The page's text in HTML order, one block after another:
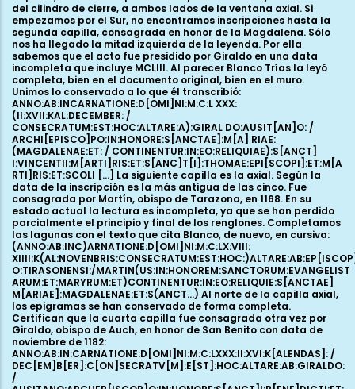
K[ALENDAS]: / DEC[EM]B[ER]:C[ON]SECRATV[M]:E[ST]:HOC:ALTARE:AB:GIRALDO: / AUSITANO:ARCHEP[ISCOP]O:IN:HONORE:S[ANCT]I:B[ENE]DICTI:ET: / C[ON]TIN[ENTU]R:IN:EO:RELIQUIE:S[ANCT]I:STEP:H[AN]I:EPI[SC OPO]:ET:SCOLI:INNOCENTU[M]:ET:S[ANCT]I:XP[ST]OFORI:M[A] R[TIRIS] S[ANCT]I:ET:BERNARDI:ABB AT[IS] S[ANCT]I. La última capilla por este lado fue consagrada por Juan, obispo de Tarazona, el 25 de julio de 1173, en honor de San Pedro y San Pablo: ANNO:AB:IN:CARNATIONE:D[OMI] NI:M:C:LXX:III:VIII:K[A]L[ENDAS]:AUGUSTI: / C[ON]SEC[RA]TU[M] :E[ST]:HOC:ALTARE:A:JOANNES:EPI[SCOPO]:TIRASONENSI:IN:HON ORE:S[ANCT]I:AP[OS]TOLI:PETRI:ET:PAULI:ET:CONT[INENTUR:IN:E O:RELIQUIAE:...] ET:ALIORUM [...] Blanco Trías cita un epigrama más, que leyó en el muro de la primera capilla por el lado sur, la que en la actualidad no conserva resto alguno de la inscripción: (ANNO:AB:INCARNATIONE:D[OMI]NI:M:C:LXX:III:V:KAL[ENDA S]:MAJII:CONSECRATUM: / EST:HOC:ALTARE:A:JOANNE:EPI[SCOPO]:T IRASONENSI:IN:HONOREM:S[AN]CTI: / JOANNIS:ET:CONTINENTUR:IN EO:RELIQUIAE[...]ET:ALIORUM: / QUORUNDAM...) Por último, ya se ha apuntado que el mismo autor recoge la noticia de que durante la revisión de altares realizada por el abad Lope Marco en el siglo XVI, el propio prelado constató que Juan, obispo de Tarazona, había consagrado, también un 25 de junio de 1178, la capilla del crucero sur en honor a San Miguel. Si el corpus epigráfico de la corona de capillas de la girola abarca de 1168 a 1182, en lo que podemos considerar la primera fase constructiva del edificio, la leyenda pintada sobre los cuatro soportes centrales de la capilla mayor es el testimonio escrito que cierra su proceso constructivo. Es más larga y detallada. Se lee por renglones, de tal forma que para concluir la primera línea de texto debemos leer uno tras otro su contenido en cada pilar. A lo largo de seis líneas narra la ceremonia solemne, realizada el 15 de noviembre de 1248, por la cual se dedicó el monasterio y se consagró su altar mayor en honor de la Virgen María. El acto fue oficiado por Aznar, obispo de Calahorra, y a él asistieron García, obispo de Tarazona, Rogelio, abad de l´Escale-Dieu y ocho abades más. Además del propio interés del contenido de la inscripción, en esta ocasión conservamos también el documento original del acta de consagración (regesta y análisis publicados por Javier Cañada Cabanes). La inscripción es una copia literal del acta, por lo que constatamos, al menos en este caso, la completa identidad de actas documentales e inscripciones pintadas. LA IGLESIA ABACIAL Si nos situamos en el interior del templo, sobre la escalinata del tramo de los pies, y contemplamos en la distancia el altar mayor de Santa María de Veruela, adquirimos la conciencia de vivir un volumen construido de vigorosa plasticidad e intensamente solemne. Las sucesiones de arcos y tramos, jerarquizadas por un orden tan patente como invisible, nos llevan hacia la cabecera y su luz cenital, hacia la girola y sus penumbras, siguiendo un impulso casi litúrgico, que nos hace pasar de una capilla a otra hasta completar el recorrido de nuevo en las naves. Domina el orden, el equilibrio y la composición de las partes, en una sintonía que hace de la armonía un ejercicio de unidad proporcional. ¿Son sensaciones propias de un público avisado o responden verdaderamente a una sistemática concepción armónica de las partes? O, formulada la cuestión de otra manera, esa sensación de solemnidad y equilibrio atemporal, ¿está dentro o fuera de nosotros? Hace unos años, María Luisa López Sardá concretó las complejas analogías e interrelaciones numéricas de las que parten tanto la composición planimétrica del edificio como los alzados y las cotas de sus naves y bóvedas. Las conclusiones son convincentes y aleccionandoras. La abacial de Veruela es una compleja estructura diseñada a partir de las referencias métricas buriladas bajo una de las ventanas de la sala capitular. Esta piedra de mesura, estudiada por Lloveras, nos da la clave para interpretar las principales medidas de la planta y los alzados. El pie pequeño, en torno a 18 cm, el mediano, de unos 23,5 cm, y el grande de 25 cm van a servir de patrón para todas las medidas. Junto a los tres pies de medida, la losa lleva grabadas la escuadra como aparejo de construcción y la vescica como instrumento proyectual. En consecuencia, la definición concreta de la planta y los alzados desvela una compleja y premeditada composición, que parte de los juegos numéricos, la proporción aurea y las escalas armónicas. Arte para un espacio excepcional, un amplificador pétreo para las oraciones de los monjes. Una arquitectura para las almas, un arte mediador entre el cielo y la tierra. Efectivamente, las dimensiones del edificio son imponentes: la longitud total se acerca a los 80 m, por 32 para el crucero; nave central, transepto y capilla mayor se erigen con una luz que supera los 9 m. La girola es más angosta, con 2,4 m entre pilares; las naves laterales casi duplican su anchura con 4,5 m. Por último, las alturas de las bóvedas alcanzan los 18 m para la nave central, por 9 para las laterales. A simple vista, estos datos, sólo orientivos, nos sirven para valorar tanto el empeño del edificio, como las relaciones proporporcionales y armónicas que generan planta y alzados. Especialmente la relación 1:2, tan apreciada por los constructores del Císter, determina las alturas y anchuras de naves y arcos. Quizá sea la cabecera la parte más compleja y peculiar del edificio. Está formada por un gran presbiterio, dividido en dos tramos: el anteábside rectangular y el hemiciclo de cierre. Sus ocho soportes arman el muro mediante siete arcos apuntados que se abren a la girola y a su corona de capillas radiales. Como el presbiterio se monta sobre un podio escalonado, el pavimento del deambulatorio se fija casi un metro por debajo. A su vez, también se articula mediante siete tramos, rectangulares en cada una de las embocaduras y trapezoidales para el resto. Precisamente son éstos los que acogen el engarce con cada una de las capillas radiales, todas iguales, todas tangentes, todas articuladas de nuevo con anteábside rectangular y hemiciclo ligeramente más estrecho. A ellas se asocian las otras dos capillas abiertas al crucero. Su altura es la misma que la del deambulatorio; sus dimensiones coinciden con las radiales. Quizá sea el engarce de toda esta parte del proyecto el elemento más significativo de su diseño. El maestro consigue uniformizar los volúmenes de las siete capillas, obteniendo así un aprovechamiento intensivo de las posibilidades que le daba una articulación con girola. Fitero, al ampliar el crucero en un tramo más, erigirá siete capillas; La Oliva, con una cabecera en batería, sólo erigirá cuatro. La liturgia cisterciense potenciaba la construcción de numerosas capillas y altares. Quizá ésa sea la idea que subyace bajo el diseño de girola y capillas. Los alzados de los tres volúmenes consiguientes establecen una relación admirable. En primer lugar presentan una evidente jerarquía escalonada, que será patente al exterior: por encima el altar mayor, en medio la girola, por debajo los ábsides radiales. Despúes sorprende el matizado juego de luces y compartimentaciones espaciales. Así, deslumbra la capilla mayor con su volumen amplio, diáfano y luminoso; la girola, por su parte, aparece angosta y relativamente oscura, casi como un intinerario iniciático, íntimo frente a la solemnidad del presbiterio. En este ambiente de penumbra las capillas adquieren cierta autonomía, subrayada por el sobrio amueblamiento pétreo felizmente conservado. Y es que cada capilla conserva su mesa de altar románica, junto a las credencias y los lavamanos con desagüe exterior. Este amueblamiento, de rango monumental, señala el empeño y recursos con el que se afrontan las primeras fases constructivas. Ya el propio George Street, en su estudio publicado en 1865, percibió la relevancia y peculiaridad de estos elementos. Quizá la mesa de altar más bella es la de la primera capilla al norte de la axial. Los cinco capiteles de las columnillas que la sostienen muestran capiteles de copas altas y cónicas, con motivos muy estilizados, inspirados en hojas lancetadas o hendidas que nacen de los collarinos. Son motivos que luego veremos también en algunos de los capiteles de los soportes. Y es que uno de los aspectos más sorprendentes de las capillas radiales es que se conservan tal y como se construyeron, incluso con el pavimento de losas de piedra original, incluso con las epigrafías pintadas. Trasmiten una intensa sensación de solidez, que aproxima la arquitectua construida al concepto de cueva refugio. En sus pequeñas dimensiones (4 m de anchura por 3 m de profundidad) destacan la regularidad y tamaño de los sillares del muro, inversamente proporcionales al tamaño de la ventana, muy contenido. La embocadura va armada con un poderoso arco de medio punto que anuncia el cañón del anteábside; para el hemiciclo se monta la correspondiente bóveda de horno. Muros y bóvedas llevan una imposta con molduras intermintentes de palmetas y tallos ondulantes. Lo curioso es que esta imposta monta piezas labradas mezcladas con otras lisas, sin aparente ordenación. Aparece completa sólo en la capilla axial; decora el anteábside de la siguiente hacia el Norte y los ángulos del hemiciclo en la última por ese lado. Por el otro, el primero lleva la moldura en los ángulos y parte del hemiciclo; y por último el siguiente, otra vez junto al axial, en los ángulos y el lado norte del anteábside. Como hemos visto, la girola es un espacio angosto y algo más alto que las capillas. Esa diferencia de altura tiene una evidente justificación práctica: acoger sobre la rosca de cada embocadura una ventana abocinada y de medio punto, de dimensiones parecidas a las de las capillas. Su aporte lumínico es imprescindible para que el deambulatorio sea practicable. El paramento en el que se centran es liberado gracias a la incorporación de bóvedas de arcos cruzados pa